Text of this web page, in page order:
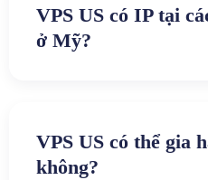
VPS US có IP tại
ở Mỹ?
VPS US có thể gia
không?